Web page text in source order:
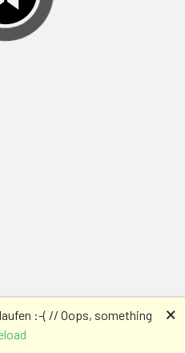
:-( // Oops, something
🗙